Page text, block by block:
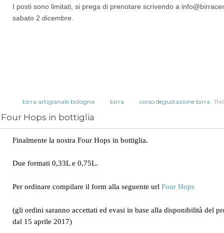
I posti sono limitati, si prega di prenotare scrivendo a
sabato 2 dicembre.
birra artigianale bologna birra corso degustazione birra
Four Hops in bottiglia
Finalmente la nostra Four Hops in bottiglia.
Due formati 0,33L e 0,75L.
Per ordinare compilare il form alla seguente url Four Hops
(gli ordini saranno accettati ed evasi in base alla disponibilità del
dal 15 aprile 2017)